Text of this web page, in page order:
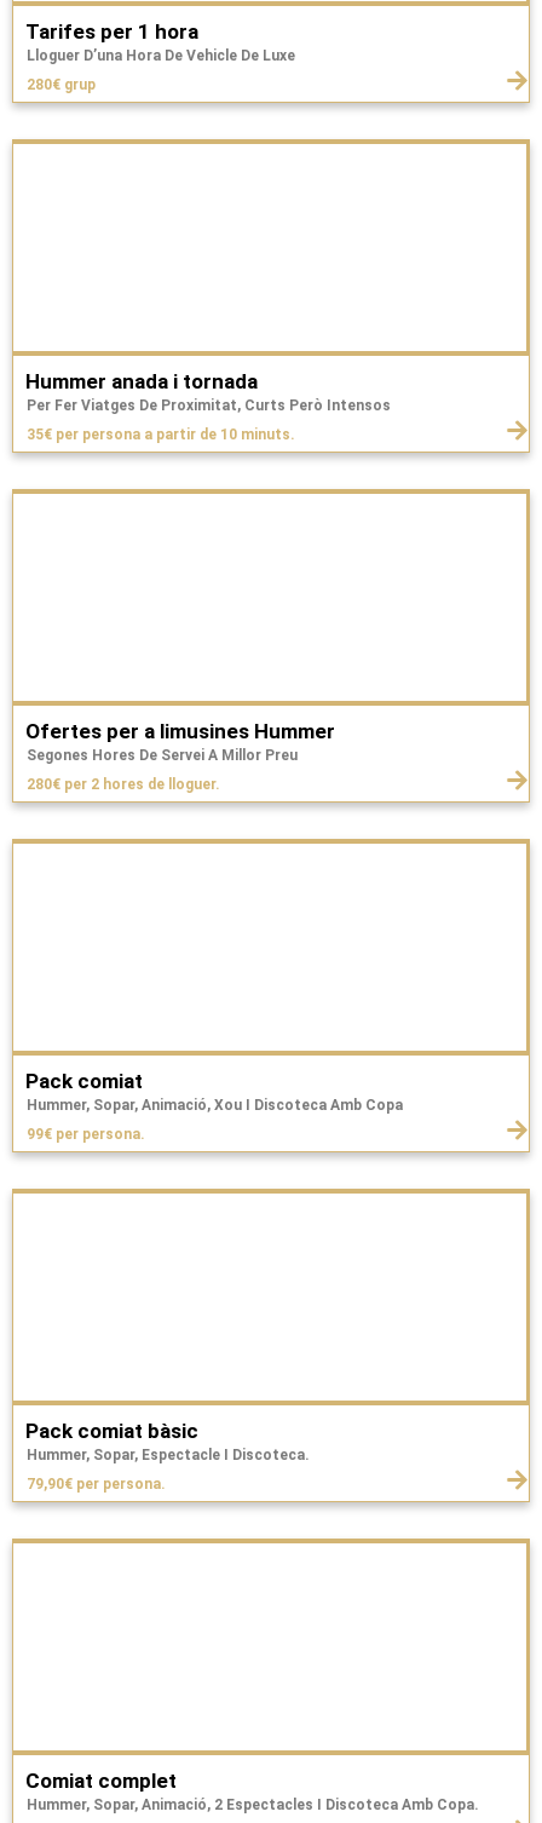
Tarifes per 1 hora
Lloguer D’una Hora De Vehicle De Luxe
280€ grup
Hummer anada i tornada
Per Fer Viatges De Proximitat, Curts Però Intensos
35€ per persona a partir de 10 minuts.
Ofertes per a limusines Hummer
Segones Hores De Servei A Millor Preu
280€ per 2 hores de lloguer.
Pack comiat
Hummer, Sopar, Animació, Xou I Discoteca Amb Copa
99€ per persona.
Pack comiat bàsic
Hummer, Sopar, Espectacle I Discoteca.
79,90€ per persona.
Comiat complet
Hummer, Sopar, Animació, 2 Espectacles I Discoteca Amb Copa.